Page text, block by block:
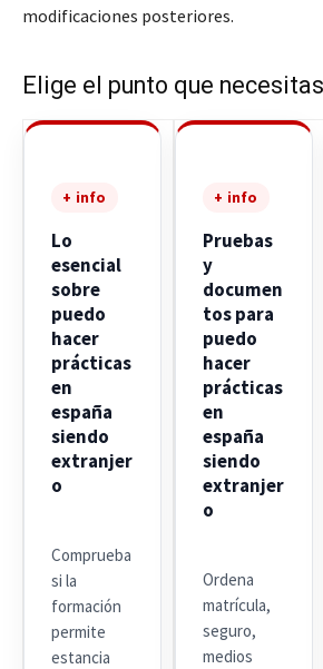
modificaciones posteriores.
Elige el punto que
+ info
Lo
esencial
sobre
puedo
hacer
prácticas
en
españa
siendo
extranjer
o
Comprueba
si la
formación
permite
estancia
+ info
Pruebas
y
documen
tos para
puedo
hacer
prácticas
en
españa
siendo
extranjer
o
Ordena
matrícula,
seguro,
medios